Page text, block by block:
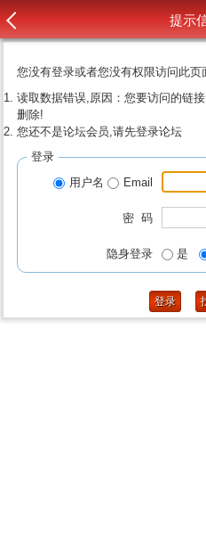
提示
您没有登录或者您没有权限访问此
读取数据错误,原因：您要访问的链
删除!
您还不是论坛会员,请先登录论坛
登录
用户名
Email
密 码
隐身登录 是